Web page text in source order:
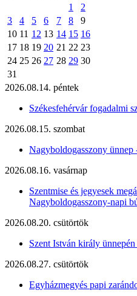
1
2
3
4 5 6 7 8
9
10 11 12 13 14 15 16
17 18 19 20 21 22 23
24 25 26 27 28 29 30
31
2026.08.14. péntek
Székesfehérvár fogadalmi
2026.08.15. szombat
Nagyboldogasszony ünnep
2026.08.16. vasárnap
Szentmise és jegyesek
Nagyboldogasszony-napi
2026.08.20. csütörtök
Szent István király
2026.08.27. csütörtök
Egyházmegyés papi